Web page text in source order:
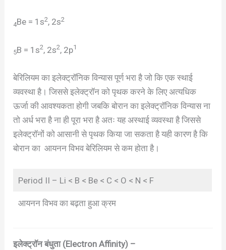
4Be = 1s2, 2s2
5B = 1s2, 2s2, 2p1
बेरिलियम का इलेक्ट्रॉनिक विन्यास पूर्ण भरा है जो कि एक स्थाई
व्यवस्था है। जिससे इलेक्ट्रॉन को पृथक करने के लिए अत्यधिक
ऊर्जा की आवश्यकता होगी जबकि बोरान का इलेक्ट्रॉनिक विन्यास ना
तो अर्ध भरा है ना ही पूरा भरा है अतः यह अस्थाई व्यवस्था है जिससे
इलेक्ट्रॉनों को आसानी से पृथक किया जा सकता है यही कारण है कि
बोरान का आयनन विभव बेरिलियम से कम होता है।
Period II – Li < B < Be < C < O < N < F
आयनन विभव का बढ़ता हुआ क्रम
इलेक्ट्रॉन बंधुता (Electron Affinity) –